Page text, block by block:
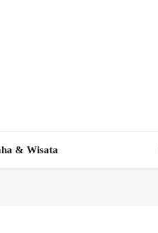
& Wisata